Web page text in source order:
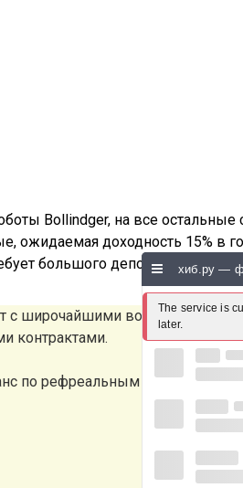
Bollindger, на все остальные
ожидаемая доходность 15% в
большого депо при низких
с широчайшими возможностями
контрактами.
по рефреальным ссылкам,
хиб.ру —
The service is
later.